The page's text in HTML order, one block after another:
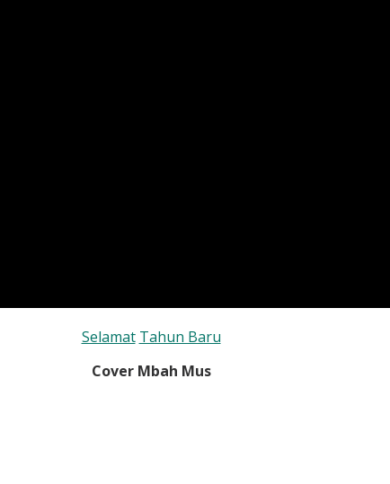
Selamat Tahun Baru
Cover Mbah Mus